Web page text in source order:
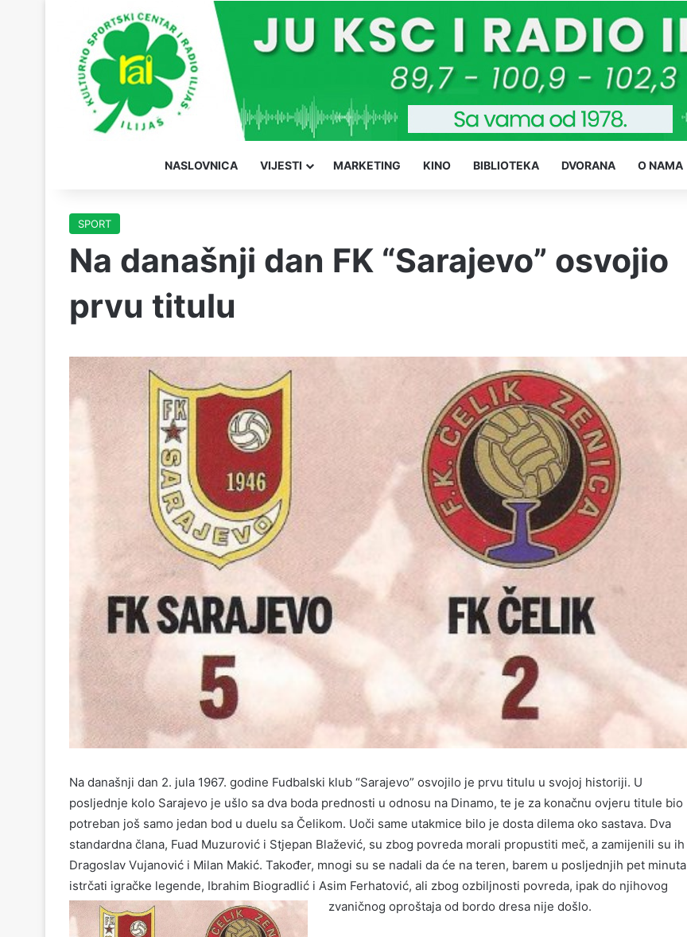
NASLOVNICA VIJESTI MARKETING KINO BIBLIOTEKA DVORANA O NAMA
SPORT
Na današnji dan FK “Sarajevo” osvojio
prvu titulu
Na današnji dan 2. jula 1967. godine Fudbalski klub “Sarajevo” osvojilo je prvu titulu u svojoj historiji. U
posljednje kolo Sarajevo je ušlo sa dva boda prednosti u odnosu na Dinamo, te je za konačnu ovjeru titule bio
potreban još samo jedan bod u duelu sa Čelikom. Uoči same utakmice bilo je dosta dilema oko sastava. Dva
standardna člana, Fuad Muzurović i Stjepan Blažević, su zbog povreda morali propustiti meč, a zamijenili su ih
Dragoslav Vujanović i Milan Makić. Također, mnogi su se nadali da će na teren, barem u posljednjih pet minuta
istrčati igračke legende, Ibrahim Biogradlić i Asim Ferhatović, ali zbog ozbiljnosti povreda, ipak do njihovog
zvaničnog oproštaja od bordo dresa nije došlo.